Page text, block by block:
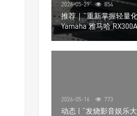
2026-05-29 854
推荐｜“重新掌握轻量
Yamaha 雅马哈
大器
2026-05-16 773
动态 | “发烧影音娱乐